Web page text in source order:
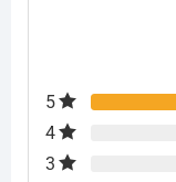
5
4
3